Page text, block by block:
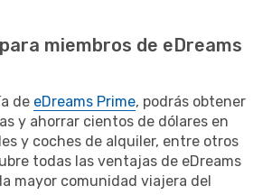
miembros de eDreams
de eDreams Prime, podrás obtener
y ahorrar cientos de dólares en
y coches de alquiler, entre otros
todas las ventajas de eDreams
mayor comunidad viajera del